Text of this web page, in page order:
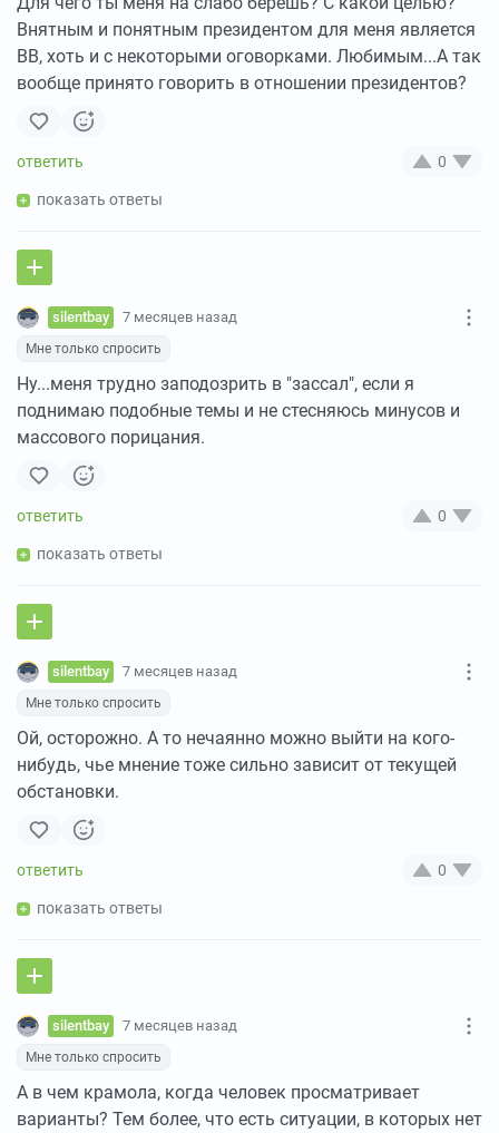
Внятным и понятным президентом для меня является
ВВ, хоть и с некоторыми оговорками. Любимым...А так
вообще принято говорить в отношении президентов?
0
показать ответы
silentbay 7 месяцев назад
Мне только спросить
Ну...меня трудно заподозрить в "зассал", если я
поднимаю подобные темы и не стесняюсь минусов и
массового порицания.
0
показать ответы
silentbay 7 месяцев назад
Мне только спросить
Ой, осторожно. А то нечаянно можно выйти на кого-
нибудь, чье мнение тоже сильно зависит от текущей
обстановки.
0
показать ответы
silentbay 7 месяцев назад
Мне только спросить
А в чем крамола, когда человек просматривает
варианты? Тем более, что есть ситуации, в которых нет